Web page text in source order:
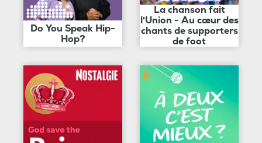
Do You Speak Hip-
Hop?
La chanson fait
l'Union - Au cœur des
chants de supporters
de foot